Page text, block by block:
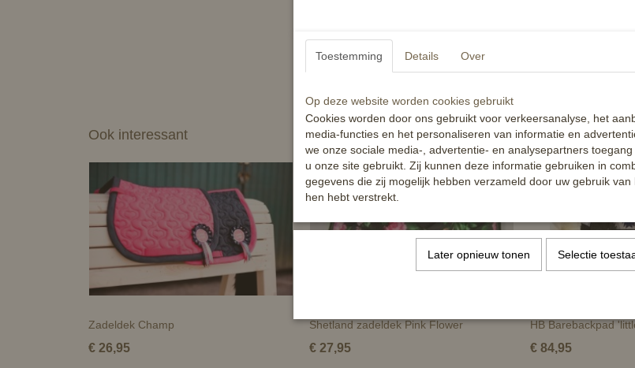
Ook interessant
Zadeldek Champ
€ 26,95
Shetland zadeldek Pink Flower
€ 27,95
HB Barebackpad
€ 84,95
Toestemming Details Over
Op deze website worden cookies gebruikt
Cookies worden door ons gebruikt voor verkeersanalyse, het
media-functies en het personaliseren van informatie en
we onze sociale media-, advertentie- en analysepartners
u onze site gebruikt. Zij kunnen deze informatie gebruiken in
gegevens die zij mogelijk hebben verzameld door uw gebruik
hen hebt verstrekt.
Later opnieuw tonen Selectie